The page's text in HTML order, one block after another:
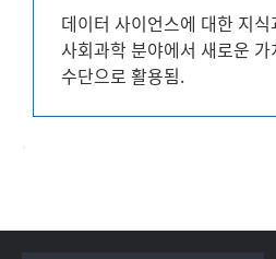
데이터 사이언스에 대한 지
사회과학 분야에서 새로운
수단으로 활용됨.